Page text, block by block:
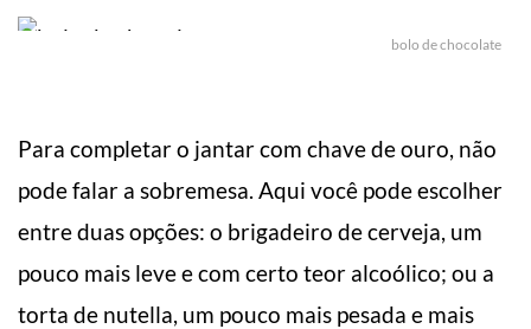
bolo de chocolate
Para completar o jantar com chave de ouro, não
pode falar a sobremesa. Aqui você pode escolher
entre duas opções: o brigadeiro de cerveja, um
pouco mais leve e com certo teor alcoólico; ou a
torta de nutella, um pouco mais pesada e mais